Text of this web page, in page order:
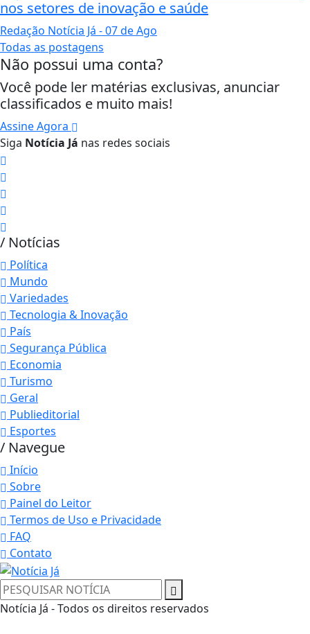
nos setores de inovação e saúde
Redação Notícia Já - 07 de Ago
Todas as postagens
Não possui uma conta?
Você pode ler matérias exclusivas, anunciar
classificados e muito mais!
Assine Agora
Siga Notícia Já nas redes sociais
/ Notícias
Política
Mundo
Variedades
Tecnologia & Inovação
País
Segurança Pública
Economia
Turismo
Geral
Publieditorial
Esportes
/ Navegue
Início
Sobre
Painel do Leitor
Termos de Uso e Privacidade
FAQ
Contato
Notícia Já - Todos os direitos reservados